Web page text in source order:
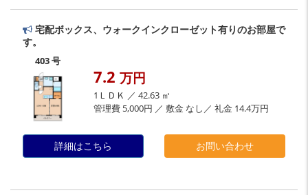
宅配ボックス、ウォークインクローゼット有りのお部屋で
す。
403 号
7.2 万円
1ＬＤＫ ／ 42.63 ㎡
管理費 5,000円 ／ 敷金 なし／ 礼金 14.4万円
詳細はこちら お問い合わせ